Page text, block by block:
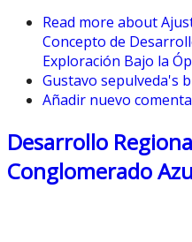
Read more about
Concepto de
Exploración Bajo la
Gustavo sepulveda's
Añadir nuevo
Desarrollo
Conglomerado